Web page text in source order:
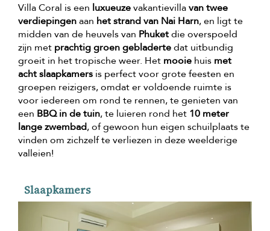
Villa Coral is een luxueuzevakantievillavan twee
verdiepingenaan het strand van Nai Harn, en ligt te
midden van de heuvels van Phuketdie overspoeld
zijn met prachtig groen gebladertedat uitbundig
groeit in het tropische weer. Het mooie huis met
acht slaapkamers is perfect voor grote feesten en
groepen reizigers, omdat er voldoende ruimte is
voor iedereen om rond te rennen, te genieten van
een BBQ in de tuin, te luieren rond het 10 meter
lange zwembad, of gewoon hun eigen schuilplaats te
vinden om zichzelf te verliezen in deze weelderige
valleien!
Slaapkamers